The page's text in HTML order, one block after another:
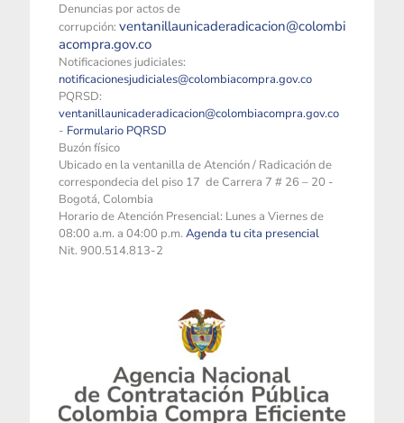
Denuncias por actos de
corrupción: ventanillaunicaderadicacion@colombi
acompra.gov.co
Notificaciones judiciales:
notificacionesjudiciales@colombiacompra.gov.co
PQRSD:
ventanillaunicaderadicacion@colombiacompra.gov.co
- Formulario PQRSD
Buzón físico
Ubicado en la ventanilla de Atención / Radicación de
correspondecia del piso 17 de Carrera 7 # 26 – 20 -
Bogotá, Colombia
Horario de Atención Presencial: Lunes a Viernes de
08:00 a.m. a 04:00 p.m. Agenda tu cita presencial
Nit. 900.514.813-2